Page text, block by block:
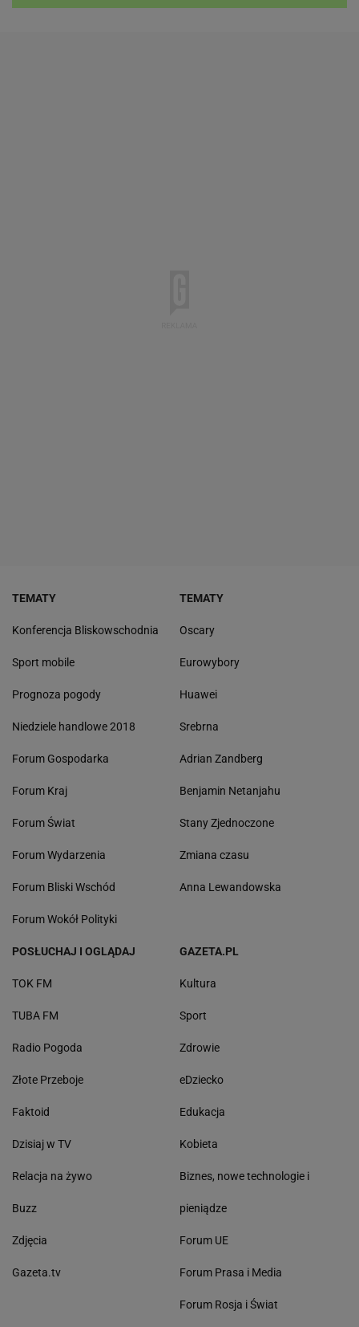
TEMATY
Konferencja Bliskowschodnia
Sport mobile
Prognoza pogody
Niedziele handlowe 2018
Forum Gospodarka
Forum Kraj
Forum Świat
Forum Wydarzenia
Forum Bliski Wschód
Forum Wokół Polityki
TEMATY
Oscary
Eurowybory
Huawei
Srebrna
Adrian Zandberg
Benjamin Netanjahu
Stany Zjednoczone
Zmiana czasu
Anna Lewandowska
POSŁUCHAJ I OGLĄDAJ
TOK FM
TUBA FM
Radio Pogoda
Złote Przeboje
Faktoid
Dzisiaj w TV
Relacja na żywo
Buzz
Zdjęcia
Gazeta.tv
GAZETA.PL
Kultura
Sport
Zdrowie
eDziecko
Edukacja
Kobieta
Biznes, nowe technologie i
pieniądze
Forum UE
Forum Prasa i Media
Forum Rosja i Świat